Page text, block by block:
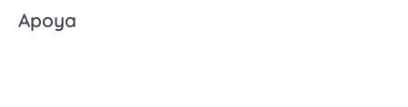
Apoya